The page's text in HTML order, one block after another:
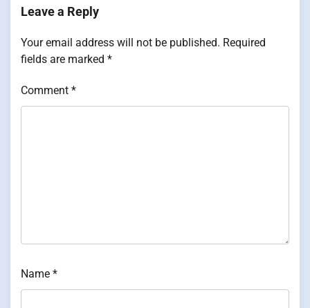
Leave a Reply
Your email address will not be published. Required
fields are marked *
Comment *
Name *